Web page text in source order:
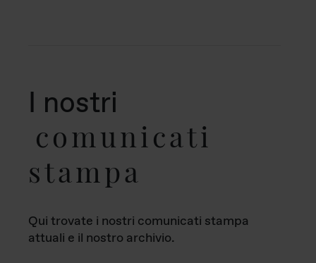
I nostri
comunicati
stampa
Qui trovate i nostri comunicati stampa
attuali e il nostro archivio.